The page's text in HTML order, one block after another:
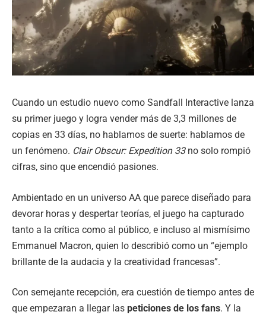
Cuando un estudio nuevo como Sandfall Interactive lanza
su primer juego y logra vender más de 3,3 millones de
copias en 33 días, no hablamos de suerte: hablamos de
un fenómeno. Clair Obscur: Expedition 33no solo rompió
cifras, sino que encendió pasiones.
Ambientado en un universo AA que parece diseñado para
devorar horas y despertar teorías, el juego ha capturado
tanto a la crítica como al público, e incluso al mismísimo
Emmanuel Macron, quien lo describió como un “ejemplo
brillante de la audacia y la creatividad francesas”.
Con semejante recepción, era cuestión de tiempo antes de
que empezaran a llegar las peticiones de los fans. Y la